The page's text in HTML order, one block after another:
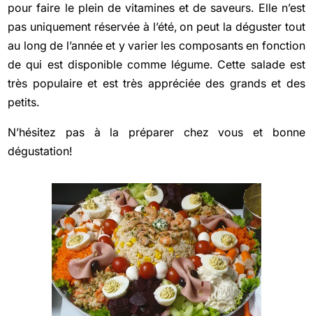
pour faire le plein de vitamines et de saveurs. Elle n’est
pas uniquement réservée à l’été, on peut la déguster tout
au long de l’année et y varier les composants en fonction
de qui est disponible comme légume. Cette salade est
très populaire et est très appréciée des grands et des
petits.
N’hésitez pas à la préparer chez vous et bonne
dégustation!